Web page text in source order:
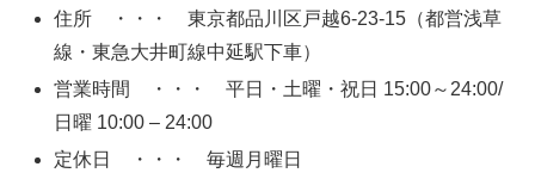
住所 ・・・ 東京都品川区戸越6-23-15（都営浅草
線・東急大井町線中延駅下車）
営業時間 ・・・ 平日・土曜・祝日 15:00～24:00/
日曜 10:00 – 24:00
定休日 ・・・ 毎週月曜日